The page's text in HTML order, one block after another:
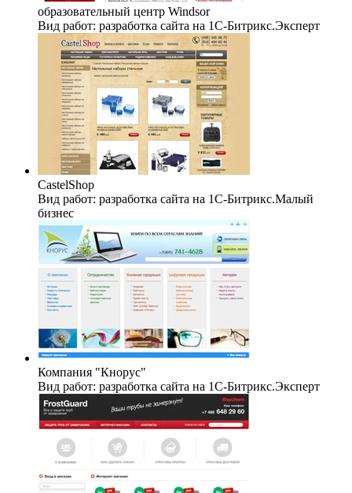
образовательный центр Windsor
Вид работ: разработка сайта на 1C-Битрикс.Эксперт
CastelShop
Вид работ: разработка сайта на 1C-Битрикс.Малый
бизнес
Компания "Кнорус"
Вид работ: разработка сайта на 1C-Битрикс.Эксперт